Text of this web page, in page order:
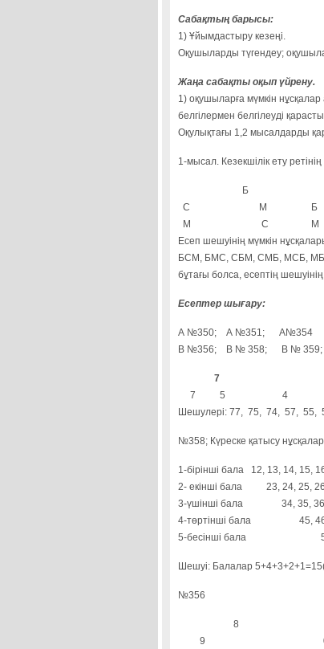
1) Ұйымдастыру кезеңі.
Оқушыларды түгендеу;
Жаңа сабақты оқып үйрену.
1) оқушыларға мүмкін
белгілермен белгілеуді
Оқулықтағы 1,2 мысалдарды
1-мысал. Кезекшілік ету
Б
С
М Б
М
С М
Есеп шешуінің мүмкін
БСМ, БМС, СБМ, СМБ, МСБ, МБС
бұтағы болса, есептің
Есептер шығару:
А №350; А №351; А№354
В №356; В № 358; В № 359;
7
7 5
4
Шешулері: 77, 75, 74, 57, 55,
№358; Күреске қатысу
1-бірінші бала 12, 13, 14, 15,
2- екінші бала 23, 24, 25,
3-үшінші бала 34, 35, 36
4-төртінші бала 45,
5-бесінші бала
Шешуі: Балалар
№356
8
9